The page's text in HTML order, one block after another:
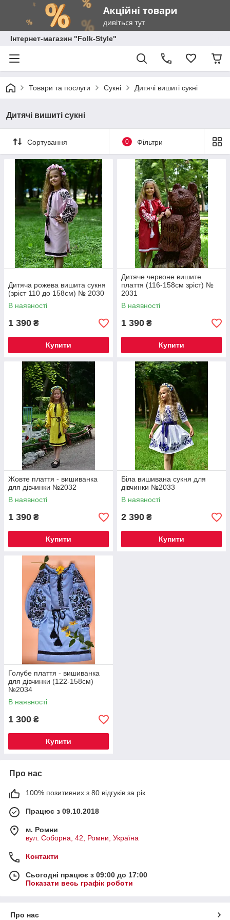
Інтернет-магазин "Folk-Style"
Товари та послуги Сукні Дитячі вишиті сукні
Дитячі вишиті сукні
Сортування 0 Фільтри
Дитяча рожева вишита сукня
(зріст 110 до 158см) № 2030
В наявності
1 390 ₴
Купити
Дитяче червоне вишите
плаття (116-158см зріст) №
2031
В наявності
1 390 ₴
Купити
Жовте плаття - вишиванка
для дівчинки №2032
В наявності
1 390 ₴
Купити
Біла вишивана сукня для
дівчинки №2033
В наявності
2 390 ₴
Купити
Голубе плаття - вишиванка
для дівчинки (122-158см)
№2034
В наявності
1 300 ₴
Купити
Про нас
100% позитивних з 80 відгуків за рік
Працює з 09.10.2018
м. Ромни
вул. Соборна, 42, Ромни, Україна
Контакти
Сьогодні працює з 09:00 до 17:00
Показати весь графік роботи
Про нас